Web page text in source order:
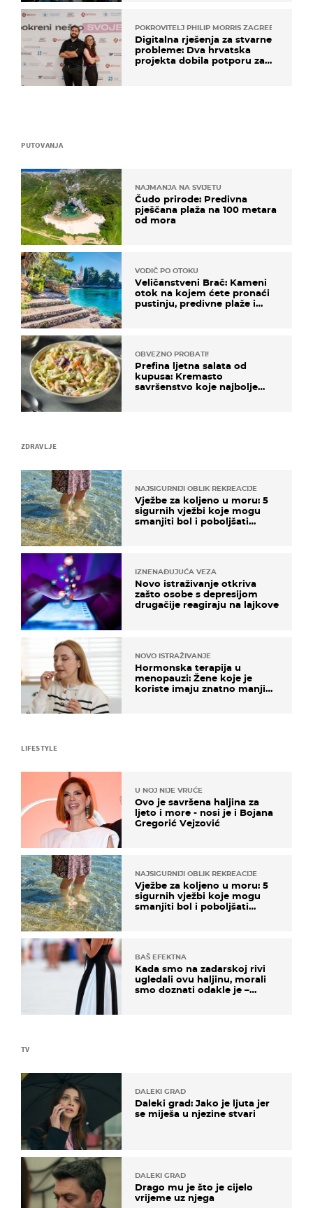
ZDRAVLJE
NAJSIGURNIJI OBLIK REKREACIJE
Vježbe za koljeno u moru: 5
sigurnih vježbi koje mogu
smanjiti bol i poboljšati
IZNENAĐUJUĆA VEZA
Novo istraživanje otkriva
zašto osobe s depresijom
drugačije reagiraju na lajkove
NOVO ISTRAŽIVANJE
Hormonska terapija u
menopauzi: Žene koje je
koriste imaju znatno manji
TV
DALEKI GRAD
Daleki grad: Jako je ljuta jer
se miješa u njezine stvari
DALEKI GRAD
Drago mu je što je cijelo
vrijeme uz njega
PUTOVANJA
NAJMANJA NA SVIJETU
Čudo prirode: Predivna
pješčana plaža na 100 metara
od mora
VODIČ PO OTOKU
Veličanstveni Brač: Kameni
otok na kojem ćete pronaći
pustinju, predivne plaže i
OBVEZNO PROBATI!
Prefina ljetna salata od
kupusa: Kremasto
savršenstvo koje najbolje
POKROVITELJ PHILIP MORRIS ZAGREB
Digitalna rješenja za stvarne
probleme: Dva hrvatska
projekta dobila potporu za
LIFESTYLE
U NOJ NIJE VRUĆE
Ovo je savršena haljina za
ljeto i more - nosi je i Bojana
Gregorić Vejzović
NAJSIGURNIJI OBLIK REKREACIJE
Vježbe za koljeno u moru: 5
sigurnih vježbi koje mogu
smanjiti bol i poboljšati
BAŠ EFEKTNA
Kada smo na zadarskoj rivi
ugledali ovu haljinu, morali
smo doznati odakle je –